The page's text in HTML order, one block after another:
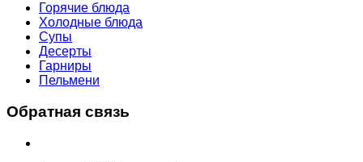
Горячие блюда
Холодные блюда
Супы
Десерты
Гарниры
Пельмени
Обратная связь